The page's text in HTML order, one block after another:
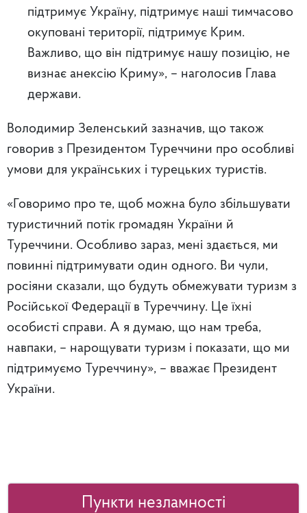
підтримує Україну, підтримує наші тимчасово
окуповані території, підтримує Крим.
Важливо, що він підтримує нашу позицію, не
визнає анексію Криму», – наголосив Глава
держави.
Володимир Зеленський зазначив, що також
говорив з Президентом Туреччини про особливі
умови для українських і турецьких туристів.
«Говоримо про те, щоб можна було збільшувати
туристичний потік громадян України й
Туреччини. Особливо зараз, мені здається, ми
повинні підтримувати один одного. Ви чули,
росіяни сказали, що будуть обмежувати туризм з
Російської Федерації в Туреччину. Це їхні
особисті справи. А я думаю, що нам треба,
навпаки, – нарощувати туризм і показати, що ми
підтримуємо Туреччину», – вважає Президент
України.
Пункти незламності